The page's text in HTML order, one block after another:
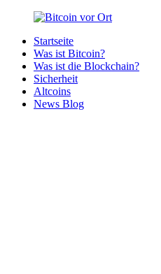
Zurück
Inhalt
Bitcoin
Bitcoins
deiner
Region
Startseite
Was ist Bitcoin?
Was ist die Blockchain?
Sicherheit
Altcoins
News Blog